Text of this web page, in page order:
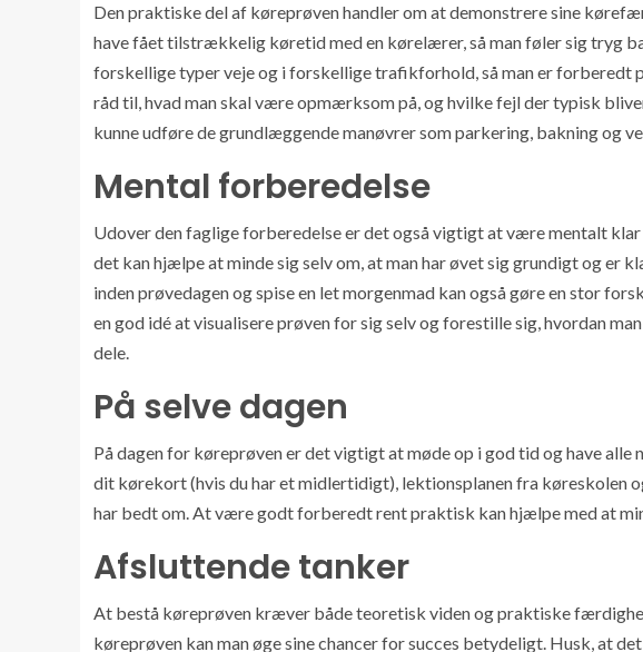
Den praktiske del af køreprøven handler om at demonstrere sine
have fået tilstrækkelig køretid med en kørelærer, så man føler sig tryg
forskellige typer veje og i forskellige trafikforhold, så man er forberedt
råd til, hvad man skal være opmærksom på, og hvilke fejl der typisk
kunne udføre de grundlæggende manøvrer som parkering, bakning og
Mental forberedelse
Udover den faglige forberedelse er det også vigtigt at være mentalt
det kan hjælpe at minde sig selv om, at man har øvet sig grundigt og er
inden prøvedagen og spise en let morgenmad kan også gøre en stor
en god idé at visualisere prøven for sig selv og forestille sig, hvordan
dele.
På selve dagen
På dagen for køreprøven er det vigtigt at møde op i god tid og have alle
dit kørekort (hvis du har et midlertidigt), lektionsplanen fra køreskolen
har bedt om. At være godt forberedt rent praktisk kan hjælpe med at
Afsluttende tanker
At bestå køreprøven kræver både teoretisk viden og praktiske
køreprøven kan man øge sine chancer for succes betydeligt. Husk, at